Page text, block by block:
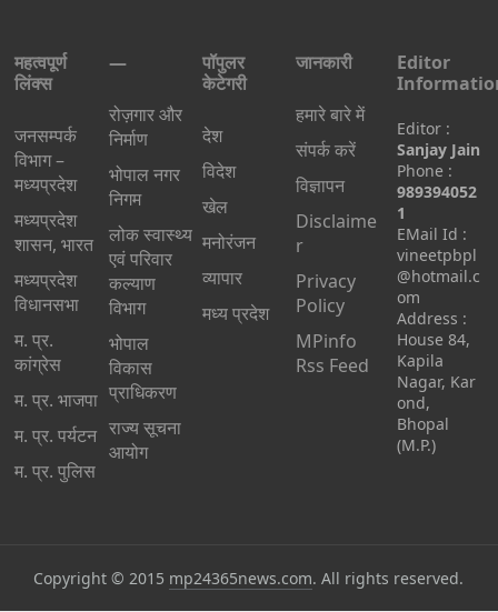
महत्वपूर्ण
लिंक्स
जनसम्पर्क
विभाग –
मध्यप्रदेश
मध्यप्रदेश
शासन, भारत
मध्‍यप्रदेश
विधानसभा
म. प्र.
कांग्रेस
म. प्र. भाजपा
म. प्र. पर्यटन
म. प्र. पुलिस
—
रोज़गार और
निर्माण
भोपाल नगर
निगम
लोक स्वास्थ्य
एवं परिवार
कल्याण
विभाग
भोपाल
विकास
प्राधिकरण
राज्य सूचना
आयोग
पॉपुलर
केटेगरी
देश
विदेश
खेल
मनोरंजन
व्यापार
मध्य प्रदेश
जानकारी
हमारे बारे में
संपर्क करें
विज्ञापन
Disclaime
r
Privacy
Policy
MPinfo
Rss Feed
Editor
Editor :
Sanjay Jain
Phone :
989394052
1
EMail Id :
vineetpbpl
@hotmail.c
om
Address :
House 84,
Kapila
Nagar, Kar
ond,
Bhopal
(M.P.)
Copyright © 2015 mp24365news.com. All rights reserved.